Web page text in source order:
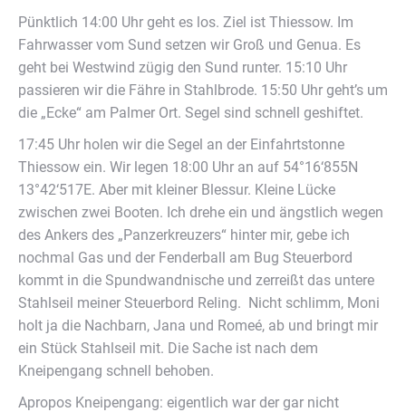
Pünktlich 14:00 Uhr geht es los. Ziel ist Thiessow. Im
Fahrwasser vom Sund setzen wir Groß und Genua. Es
geht bei Westwind zügig den Sund runter. 15:10 Uhr
passieren wir die Fähre in Stahlbrode. 15:50 Uhr geht’s um
die „Ecke“ am Palmer Ort. Segel sind schnell geshiftet.
17:45 Uhr holen wir die Segel an der Einfahrtstonne
Thiessow ein. Wir legen 18:00 Uhr an auf 54°16‘855N
13°42‘517E. Aber mit kleiner Blessur. Kleine Lücke
zwischen zwei Booten. Ich drehe ein und ängstlich wegen
des Ankers des „Panzerkreuzers“ hinter mir, gebe ich
nochmal Gas und der Fenderball am Bug Steuerbord
kommt in die Spundwandnische und zerreißt das untere
Stahlseil meiner Steuerbord Reling. Nicht schlimm, Moni
holt ja die Nachbarn, Jana und Romeé, ab und bringt mir
ein Stück Stahlseil mit. Die Sache ist nach dem
Kneipengang schnell behoben.
Apropos Kneipengang: eigentlich war der gar nicht